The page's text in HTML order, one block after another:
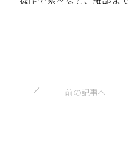
前の記事へ